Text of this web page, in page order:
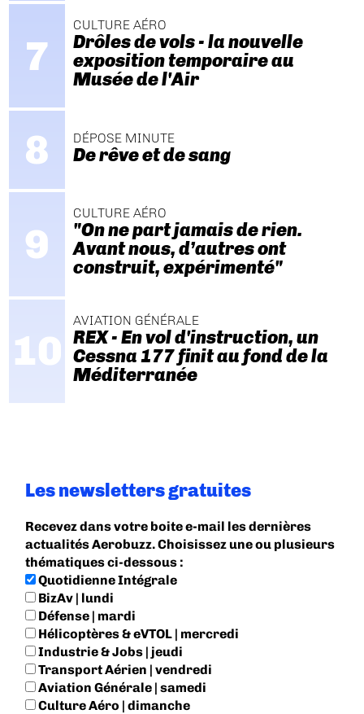
CULTURE AÉRO
Drôles de vols - la nouvelle
exposition temporaire au
Musée de l'Air
DÉPOSE MINUTE
De rêve et de sang
CULTURE AÉRO
"On ne part jamais de rien.
Avant nous, d’autres ont
construit, expérimenté"
AVIATION GÉNÉRALE
REX - En vol d'instruction, un
Cessna 177 finit au fond de la
Méditerranée
Les newsletters gratuites
Recevez dans votre boite e-mail les dernières
actualités Aerobuzz. Choisissez une ou plusieurs
thématiques ci-dessous :
Quotidienne Intégrale
BizAv | lundi
Défense | mardi
Hélicoptères & eVTOL | mercredi
Industrie & Jobs | jeudi
Transport Aérien | vendredi
Aviation Générale | samedi
Culture Aéro | dimanche